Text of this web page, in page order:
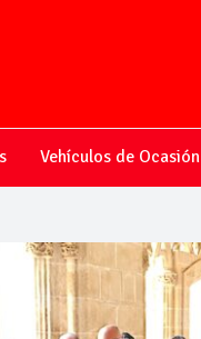
Vehículos de Ocasión